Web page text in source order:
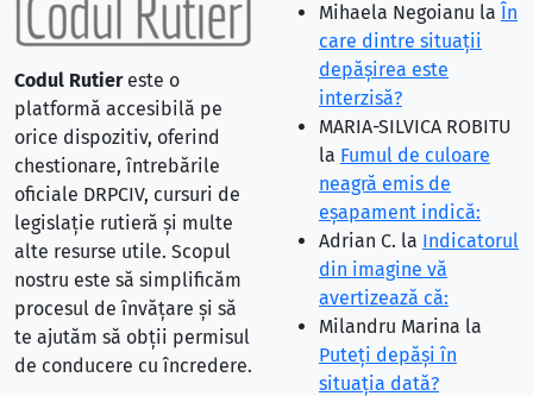
Codul Rutiereste o
platformă accesibilă pe
orice dispozitiv, oferind
chestionare, întrebările
oficiale DRPCIV, cursuri de
legislație rutieră și multe
alte resurse utile. Scopul
nostru este să simplificăm
procesul de învățare și să
te ajutăm să obții permisul
de conducere cu încredere.
Mihaela Negoianu la În
care dintre situaţii
depăşirea este
interzisă?
MARIA-SILVICA ROBITU
la Fumul de culoare
neagră emis de
eşapament indică:
Adrian C. la Indicatorul
din imagine vă
avertizează că:
Milandru Marina la
Puteţi depăşi în
situaţia dată?